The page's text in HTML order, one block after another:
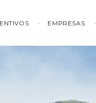
EMPRESAS